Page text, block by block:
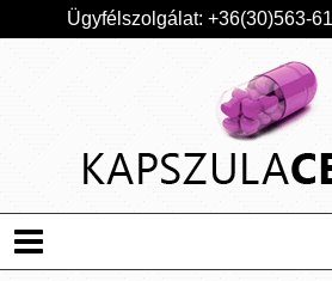
Ügyfélszolgálat: +36(30)563-